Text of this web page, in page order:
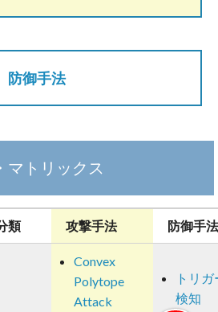
防御手法
マトリックス
類 攻撃手法 防御手法
Convex
Polytope
Attack
トリ
検知